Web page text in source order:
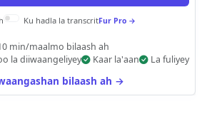
Ku hadla la transcritFur Pro →
min/maalmo bilaash ah
la diiwaangeliyey
Kaar la'aan La fuliyey
bilaash ah →